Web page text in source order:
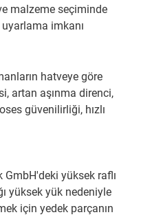
malzeme seçiminde
imkanı
hatveye göre
artan aşınma direnci,
güvenilirliği, hızlı
yüksek raflı
yüksek yük nedeniyle
için yedek parçanın